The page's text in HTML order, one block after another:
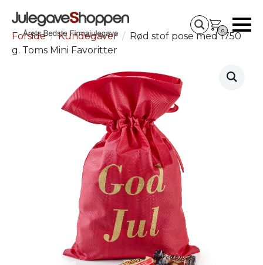
0
Forside Kundegaver
Rød stof pose med 1750
g. Toms Mini Favoritter